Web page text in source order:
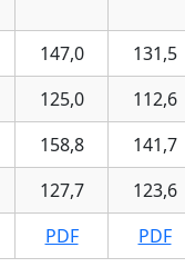
147,0 131,5
125,0 112,6
158,8 141,7
127,7 123,6
PDF PDF